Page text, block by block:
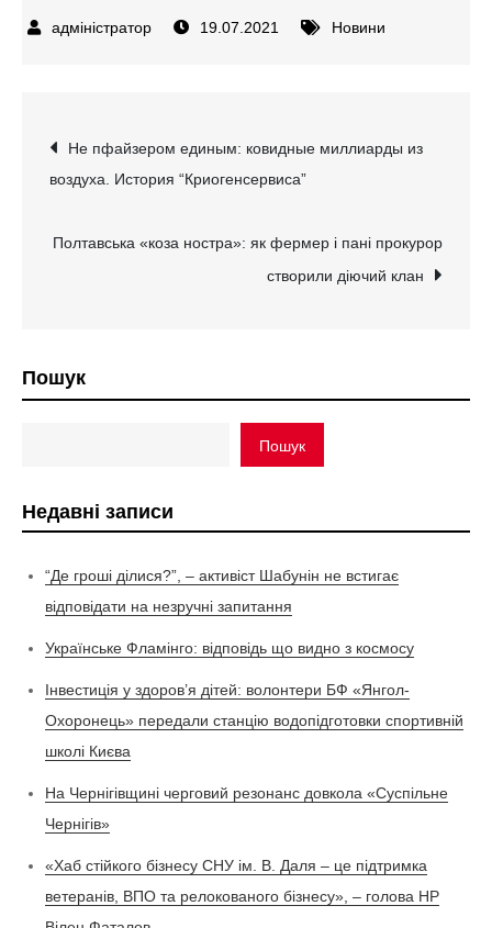
19.07.2021 Новини
Навігація
записів
Не пфайзером единым: ковидные миллиарды из
воздуха. История “Криогенсервиса”
Полтавська «коза ностра»: як фермер і пані прокурор
створили діючий клан
Пошук
Пошук
Недавні записи
“Де гроші ділися?”, – активіст Шабунін не встигає
відповідати на незручні запитання
Українське Фламінго: відповідь що видно з космосу
Інвестиція у здоров’я дітей: волонтери БФ «Янгол-
Охоронець» передали станцію водопідготовки спортивній
школі Києва
На Чернігівщині черговий резонанс довкола «Суспільне
Чернігів»
«Хаб стійкого бізнесу СНУ ім. В. Даля – це підтримка
ветеранів, ВПО та релокованого бізнесу», – голова НР